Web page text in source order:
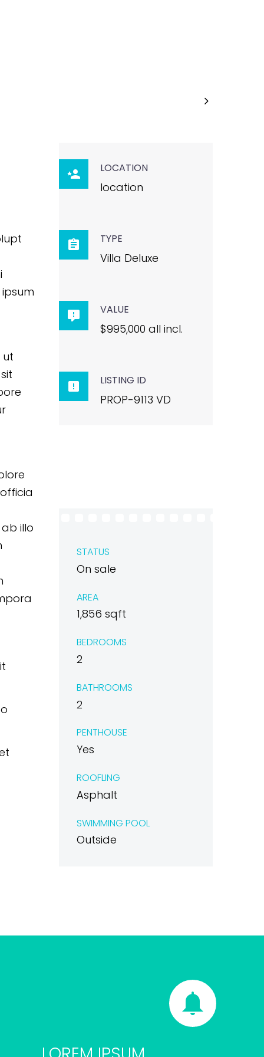

ut
illo
 LOCATION
location
 TYPE
Villa Deluxe
 VALUE
$995,000 all incl.
 LISTING ID
PROP-9113 VD
STATUS
On sale
AREA
1,856 sqft
BEDROOMS
2
BATHROOMS
2
PENTHOUSE
Yes
ROOFLING
Asphalt
SWIMMING POOL
Outside

